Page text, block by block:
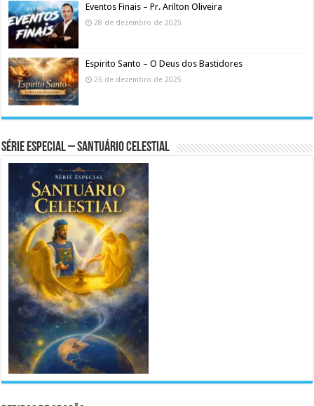
Eventos Finais – Pr. Arilton Oliveira
28 de dezembro de 2025
Espirito Santo – O Deus dos Bastidores
26 de dezembro de 2025
Série Especial – Santuário Celestial